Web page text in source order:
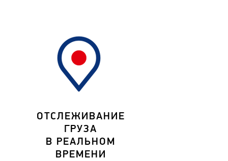
ОТСЛЕЖИВАНИЕ
ГРУЗА
В РЕАЛЬНОМ
ВРЕМЕНИ